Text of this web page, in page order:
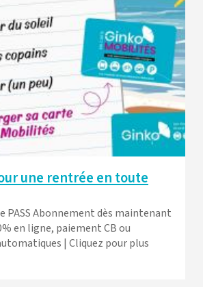
une rentrée en toute
PASS Abonnement dès maintenant
en ligne, paiement CB ou
| Cliquez pour plus